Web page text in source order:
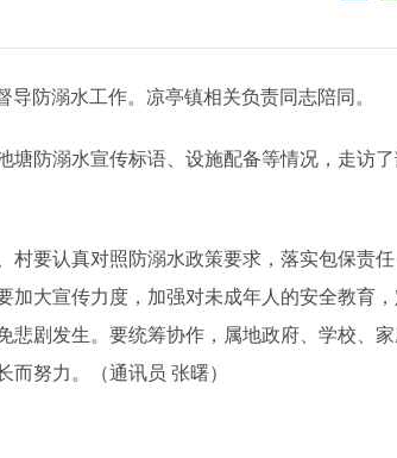
防溺水工作。凉亭镇相关负责同志陪同。
防溺水宣传标语、设施配备等情况，走访了
要认真对照防溺水政策要求，落实包保责
大宣传力度，加强对未成年人的安全教育
剧发生。要统筹协作，属地政府、学校、
努力。（通讯员 张曙）